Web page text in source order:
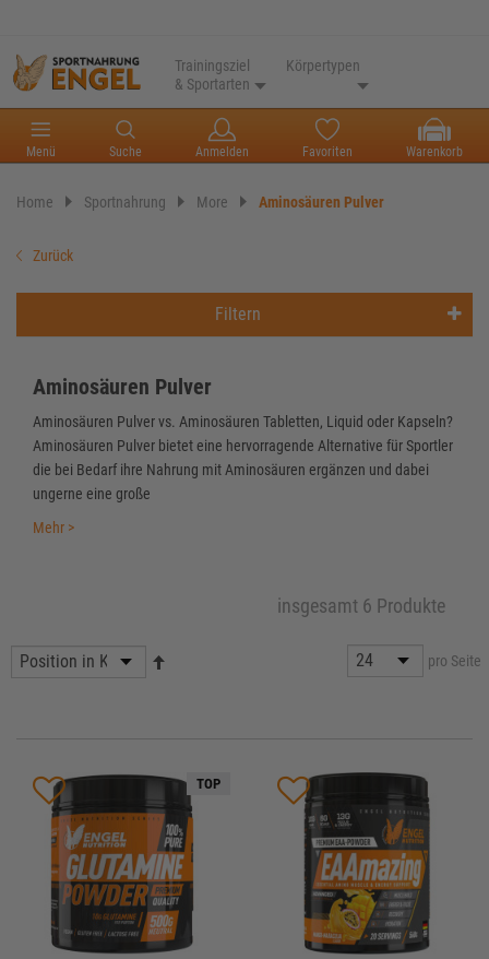
Trainingsziel
& Sportarten
Körpertypen
Menü Suche Anmelden Favoriten Warenkorb
Home Sportnahrung More Aminosäuren Pulver
Zurück
Filtern
Aminosäuren Pulver
Aminosäuren Pulver vs. Aminosäuren Tabletten, Liquid oder Kapseln?
Aminosäuren Pulver bietet eine hervorragende Alternative für Sportler
die bei Bedarf ihre Nahrung mit Aminosäuren ergänzen und dabei
ungerne eine große
Mehr >
insgesamt 6 Produkte
pro Seite
TOP